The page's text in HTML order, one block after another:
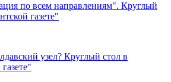
по всем направлениям". Круглый
газете"
узел? Круглый стол в